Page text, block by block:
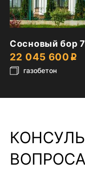
2
Сосновый бор 7
22 045 600
газобетон